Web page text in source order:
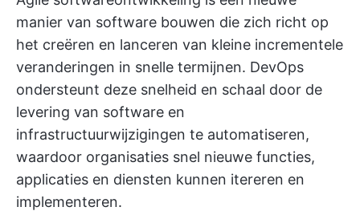
manier van software bouwen die zich richt op
het creëren en lanceren van kleine incrementele
veranderingen in snelle termijnen. DevOps
ondersteunt deze snelheid en schaal door de
levering van software en
infrastructuurwijzigingen te automatiseren,
waardoor organisaties snel nieuwe functies,
applicaties en diensten kunnen itereren en
implementeren.